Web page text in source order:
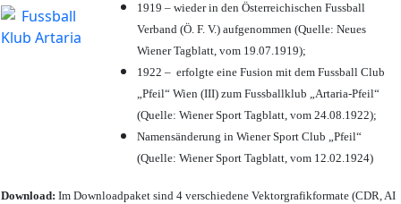
1919 – wieder in den Österreichischen Fussball
Verband (Ö. F. V.) aufgenommen (Quelle: Neues
Wiener Tagblatt, vom 19.07.1919);
1922 – erfolgte eine Fusion mit dem Fussball Club
„Pfeil“ Wien (III) zum Fussballklub „Artaria-Pfeil“
(Quelle: Wiener Sport Tagblatt, vom 24.08.1922);
Namensänderung in Wiener Sport Club „Pfeil“
(Quelle: Wiener Sport Tagblatt, vom 12.02.1924)
Download: Im Downloadpaket sind 4 verschiedene Vektorgrafikformate (CDR, AI